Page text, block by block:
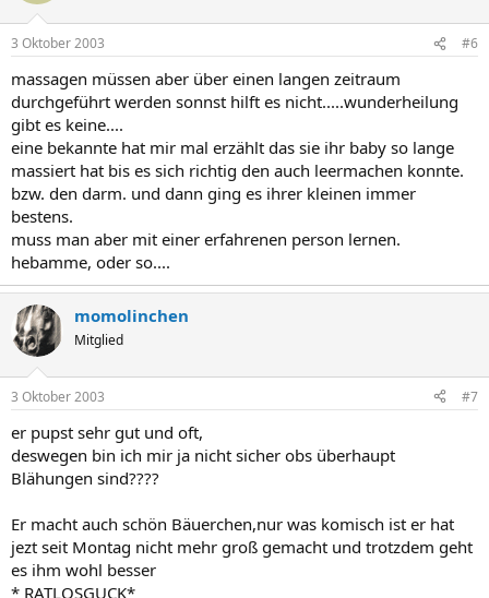
3 Oktober 2003 #6
massagen müssen aber über einen langen zeitraum
durchgeführt werden sonnst hilft es nicht.....wunderheilung
gibt es keine....
eine bekannte hat mir mal erzählt das sie ihr baby so lange
massiert hat bis es sich richtig den auch leermachen konnte.
bzw. den darm. und dann ging es ihrer kleinen immer
bestens.
muss man aber mit einer erfahrenen person lernen.
hebamme, oder so....
momolinchen
Mitglied
3 Oktober 2003 #7
er pupst sehr gut und oft,
deswegen bin ich mir ja nicht sicher obs überhaupt
Blähungen sind????
Er macht auch schön Bäuerchen,nur was komisch ist er hat
jezt seit Montag nicht mehr groß gemacht und trotzdem geht
es ihm wohl besser
* RATLOSGUCK*